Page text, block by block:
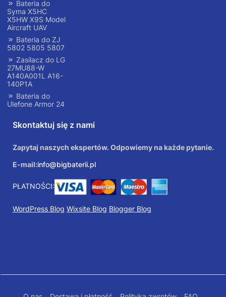
Bateria do
Syma X5HC
X5HW X9S Model
Aircraft UAV
Bateria do ZJ
5802 5805 5807
Zasilacz do LG
27MU88-W
A140A001L A16-
140P1A
Bateria do
Ulefone Armor 24
Skontaktuj się z nami
Zapytaj naszych ekspertów. Odpowiemy na każde pytanie.
E-mail:info@bigbaterii.pl
PŁATNOŚCI:
WordPress Blog Wixsite Blog Blogger Blog